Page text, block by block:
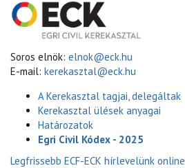
Soros elnök: elnok@eck.hu
E-mail: kerekasztal@eck.hu
A Kerekasztal tagjai, delegáltak
Kerekasztal ülések anyagai
Határozatok
Egri Civil Kódex - 2025
Legfrissebb ECF-ECK hírlevelünk online